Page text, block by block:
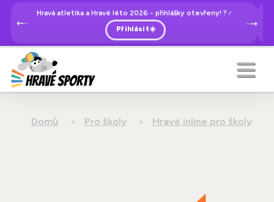
Hravá atletika a Hravé léto 2026 - přihlášky otevřeny! ?‍♂️
Přihlásit☀️
Domů Pro školy Hravé inline pro školy